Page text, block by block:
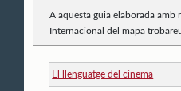
A aquesta guia elaborada
Internacional del mapa
El llenguatge del cinema